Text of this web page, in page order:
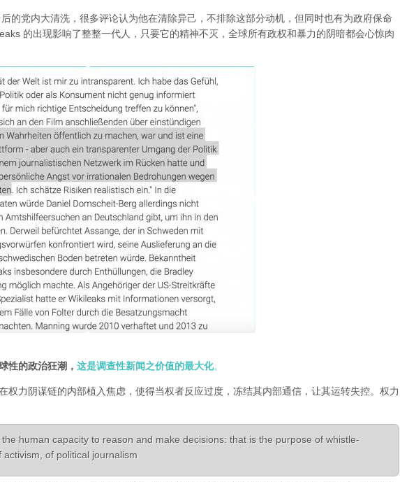
的党内大清洗，很多评论认为他在清除异己，不排除这部分动机，但同时也有为政府保命
的出现影响了整整一代人，只要它的精神不灭，全球所有政权和暴力的阴暗都会心惊肉
性的政治狂潮， 这是调查性新闻之价值的最大化。
权力阴谋链的内部植入焦虑，使得当权者反应过度，冻结其内部通信，让其运转失控。权力
the human capacity to reason and make decisions: that is the purpose of whistle-
activism, of political journalism